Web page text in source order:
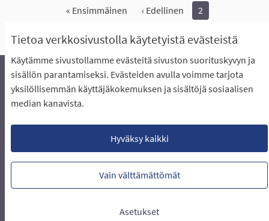
Tietoa verkkosivustolla käytetyistä evästeistä
Käytämme sivustollamme evästeitä sivuston suorituskyvyn ja
sisällön parantamiseksi. Evästeiden avulla voimme tarjota
yksilöllisemmän käyttäjäkokemuksen ja sisältöjä sosiaalisen
median kanavista.
Hyväksy kaikki
Vain välttämättömät
Asetukset
« Ensimmäinen ‹ Edellinen 2
Näytä kaikki peruutetut ideat
Äänestyksen pikaohjeet
Usein kysytyt kysymykset
Näin äänestät Asukasbudjetissa
Lataa avoimet datatiedostot
Evästeasetukset
Verkkosivusto luotuvapaan ohjelmiston